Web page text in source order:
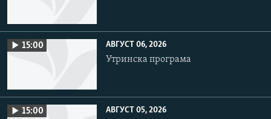
15:00 АВГУСТ 06, 2026
Утринска програма
15:00 АВГУСТ 05, 2026